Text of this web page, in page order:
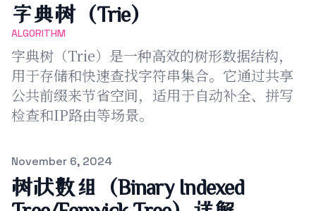
字典树（Trie）
ALGORITHM
字典树（Trie）是一种高效的树形数据结构，
用于存储和快速查找字符串集合。它通过共享
公共前缀来节省空间，适用于自动补全、拼写
检查和IP路由等场景。
Published on
November 6, 2024
树状数组（Binary Indexed